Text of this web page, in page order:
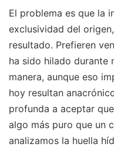
El problema es que la
exclusividad del
resultado. Prefieren
ha sido hilado durante
manera, aunque eso
hoy resultan
profunda a aceptar
algo más puro que un
analizamos la huella